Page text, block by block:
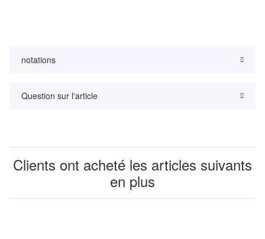
notations
Question sur l'article
Clients ont acheté les articles suivants
en plus